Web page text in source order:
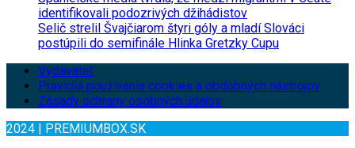
identifikovali podozrivých džihádistov
Selič strelil Švajčiarom štyri góly a mladí Slováci
postúpili do semifinále Hlinka Gretzky Cupu
Vydavateľ
Pravidlá používania cookies a obdobných nástrojov
Zásady ochrany osobných údajov
2024 | PREMIUMBOX.SK